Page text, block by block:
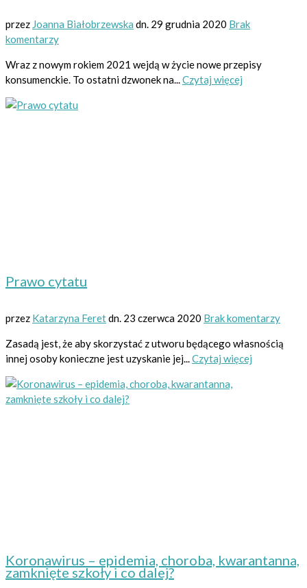
przez Joanna Białobrzewska dn. 29 grudnia 2020 Brak
komentarzy
Wraz z nowym rokiem 2021 wejdą w życie nowe przepisy
konsumenckie. To ostatni dzwonek na...Czytaj więcej
Prawo cytatu
przez Katarzyna Feretdn. 23 czerwca 2020 Brak komentarzy
Zasadą jest, że aby skorzystać z utworu będącego własnością
innej osoby konieczne jest uzyskanie jej... Czytaj więcej
Koronawirus – epidemia, choroba, kwarantanna,
zamknięte szkoły i co dalej?